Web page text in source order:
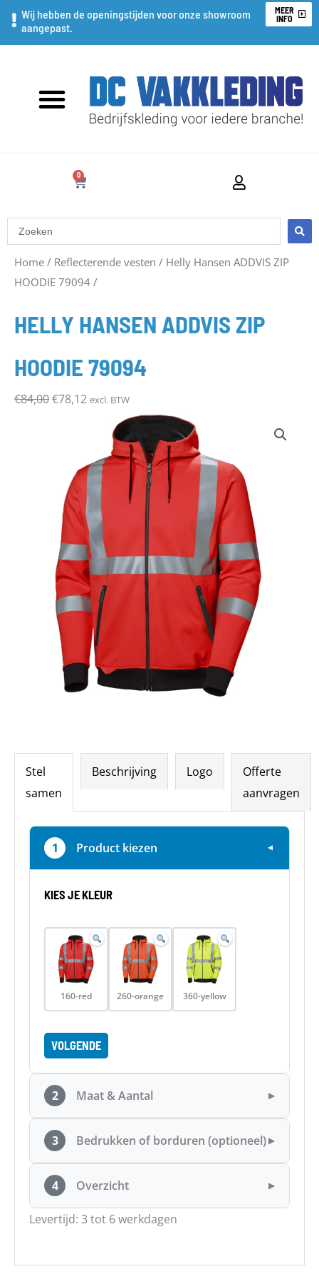
Ga
naar
Wij hebben de openingstijden voor onze showroom
aangepast.
MEER
INFO
0
WINKELWAGEN
Search
...
Home / Reflecterende vesten / Helly Hansen ADDVIS ZIP
HOODIE 79094 /
HELLY HANSEN ADDVIS ZIP
HOODIE 79094
€84,00
Oorspronkelijke
prijs
€84,00.
€78,12
Huidige
prijs
€78,12.
excl. BTW
Stel
samen
Beschrijving Logo
Offerte
aanvragen
1 Product kiezen ▼
KIES JE KLEUR
160-red 260-orange 360-yellow
VOLGENDE
2 Maat & Aantal ▶
3 Bedrukken of borduren (optioneel)▶
4 Overzicht ▶
Levertijd: 3 tot 6 werkdagen